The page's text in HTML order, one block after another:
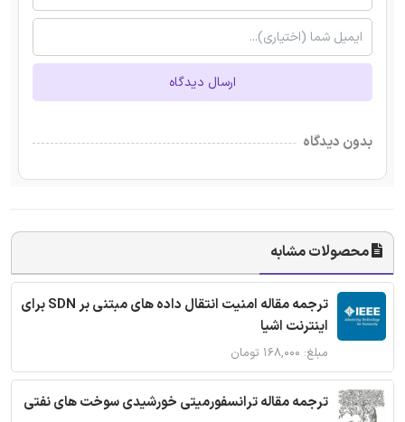
ارسال دیدگاه
بدون دیدگاه
محصولات مشابه
ترجمه مقاله امنیت انتقال داده های مبتنی بر SDN برای
اینترنت اشیا
مبلغ: ۱۶۸,۰۰۰ تومان
ترجمه مقاله ترانسفورمیتی خورشیدی سوخت های نفتی